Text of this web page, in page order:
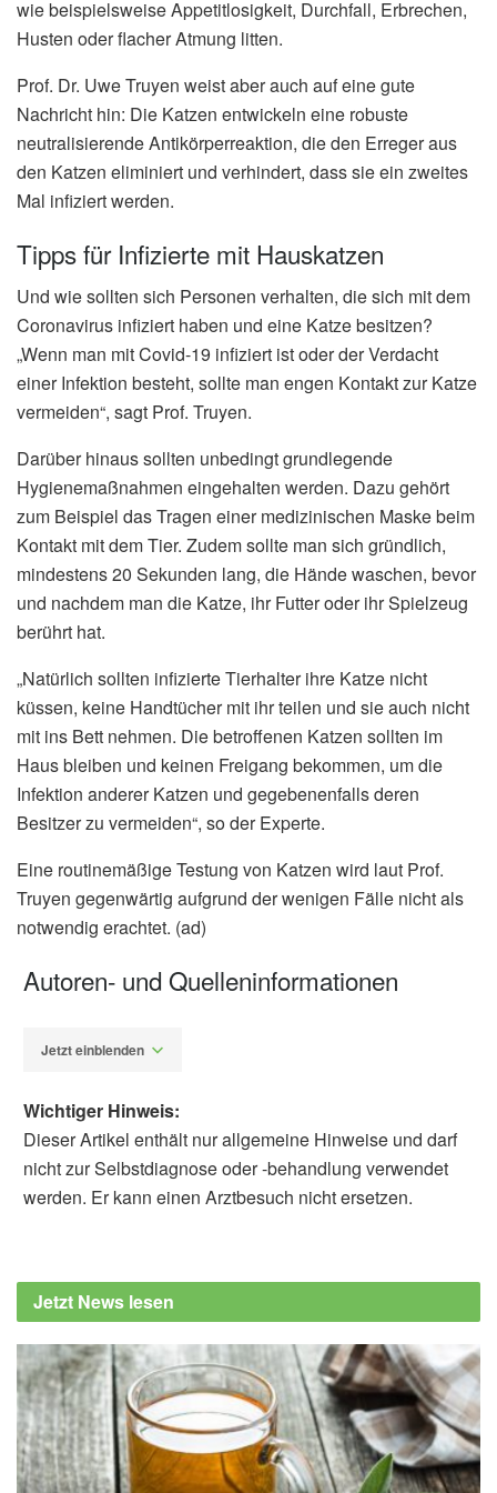
wie beispielsweise Appetitlosigkeit, Durchfall, Erbrechen,
Husten oder flacher Atmung litten.
Prof. Dr. Uwe Truyen weist aber auch auf eine gute
Nachricht hin: Die Katzen entwickeln eine robuste
neutralisierende Antikörperreaktion, die den Erreger aus
den Katzen eliminiert und verhindert, dass sie ein zweites
Mal infiziert werden.
Tipps für Infizierte mit Hauskatzen
Und wie sollten sich Personen verhalten, die sich mit dem
Coronavirus infiziert haben und eine Katze besitzen?
„Wenn man mit Covid-19 infiziert ist oder der Verdacht
einer Infektion besteht, sollte man engen Kontakt zur Katze
vermeiden“, sagt Prof. Truyen.
Darüber hinaus sollten unbedingt grundlegende
Hygienemaßnahmen eingehalten werden. Dazu gehört
zum Beispiel das Tragen einer medizinischen Maske beim
Kontakt mit dem Tier. Zudem sollte man sich gründlich,
mindestens 20 Sekunden lang, die Hände waschen, bevor
und nachdem man die Katze, ihr Futter oder ihr Spielzeug
berührt hat.
„Natürlich sollten infizierte Tierhalter ihre Katze nicht
küssen, keine Handtücher mit ihr teilen und sie auch nicht
mit ins Bett nehmen. Die betroffenen Katzen sollten im
Haus bleiben und keinen Freigang bekommen, um die
Infektion anderer Katzen und gegebenenfalls deren
Besitzer zu vermeiden“, so der Experte.
Eine routinemäßige Testung von Katzen wird laut Prof.
Truyen gegenwärtig aufgrund der wenigen Fälle nicht als
notwendig erachtet. (ad)
Autoren- und Quelleninformationen
Jetzt einblenden
nicht mit der Katze schmusen, (Abruf:
07.02.2021),
Margaret J. Hosie, Regina Hofmann-
Lehmann, Katrin Hartmann, Herman
Egberink, Uwe Truyen, Diane D. Addie,
Sándor Belák, Corine Boucraut-Baralon,
Tadeusz Frymus, Albert Lloret, Hans Lutz,
Fulvio Marsilio, Maria Grazia Pennisi,
Wichtiger Hinweis:
Dieser Artikel enthält nur allgemeine Hinweise und darf
nicht zur Selbstdiagnose oder -behandlung verwendet
werden. Er kann einen Arztbesuch nicht ersetzen.
Jetzt News lesen